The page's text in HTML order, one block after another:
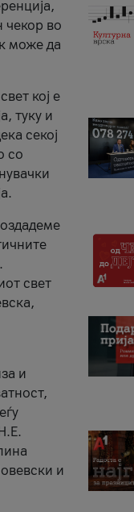
чекор во
може да
кој е
туку и
секој
со
свет
и
и